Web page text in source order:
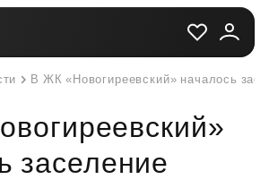
В ЖК «Новогиреевский» началось
заселение